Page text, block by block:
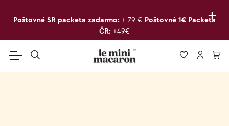
+
Poštovné SR packeta zadarmo: + 79 € Poštovné 1€ Packeta
ČR: +49€